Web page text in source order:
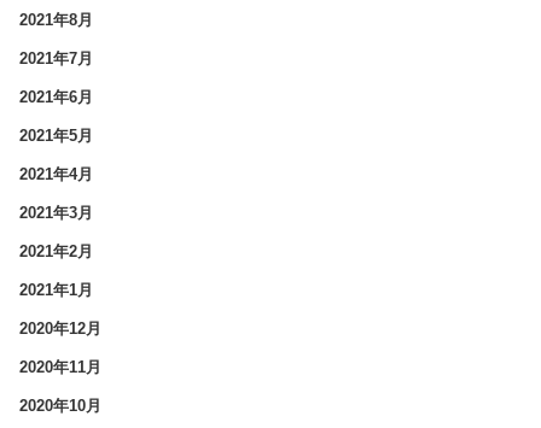
2021年8月
2021年7月
2021年6月
2021年5月
2021年4月
2021年3月
2021年2月
2021年1月
2020年12月
2020年11月
2020年10月